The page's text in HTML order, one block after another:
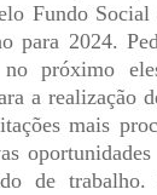
Fundo Social
para 2024.
próximo
a realização
mais
de trabalho.